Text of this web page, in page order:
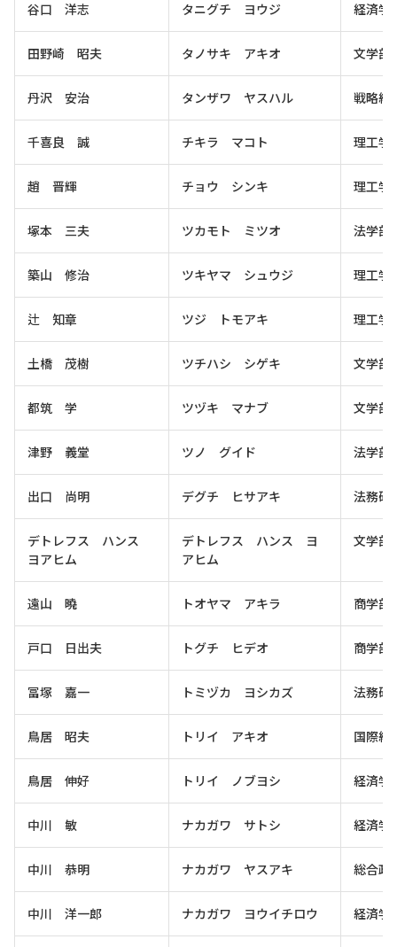
谷口 洋志 タニグチ ヨウジ 経済学
田野崎 昭夫 タノサキ アキオ 文学部
丹沢 安治 タンザワ ヤスハル 戦略経
千喜良 誠 チキラ マコト 理工学
趙 晋輝 チョウ シンキ 理工学
塚本 三夫 ツカモト ミツオ 法学部
築山 修治 ツキヤマ シュウジ 理工学
辻 知章 ツジ トモアキ 理工学
土橋 茂樹 ツチハシ シゲキ 文学部
都筑 学 ツヅキ マナブ 文学部
津野 義堂 ツノ グイド 法学部
出口 尚明 デグチ ヒサアキ 法務研
デトレフス ハンス
ヨアヒム
デトレフス ハンス ヨ
アヒム
文学部
遠山 曉 トオヤマ アキラ 商学部
戸口 日出夫 トグチ ヒデオ 商学部
冨塚 嘉一 トミヅカ ヨシカズ 法務研
鳥居 昭夫 トリイ アキオ 国際経
鳥居 伸好 トリイ ノブヨシ 経済学
中川 敏 ナカガワ サトシ 経済学
中川 恭明 ナカガワ ヤスアキ 総合政
中川 洋一郎 ナカガワ ヨウイチロウ 経済学